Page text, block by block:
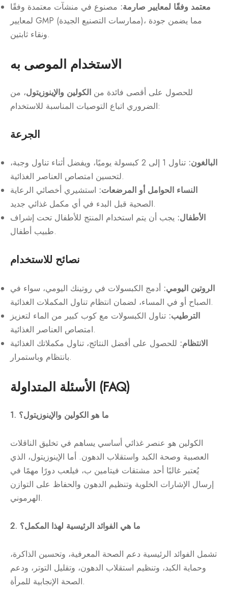
معتمد وفقًا لمعايير صارمة: مصنوع في منشآت معتمدة وفقًا
لمعايير GMP (ممارسات التصنيع الجيدة)، مما يضمن جودة
ونقاء ثابتين.
الاستخدام الموصى به
للحصول على أقصى فائدة من الكولين والإينوزيتول، من
الضروري اتباع التوصيات المناسبة للاستخدام:
الجرعة
البالغون:
تناول 1 إلى 2 كبسولة يوميًا، ويفضل أثناء تناول وجبة،
لتحسين امتصاص العناصر الغذائية.
النساء الحوامل أو المرضعات: استشيري أخصائي الرعاية
الصحية قبل البدء في أي مكمل غذائي جديد.
الأطفال: يجب أن يتم استخدام المنتج للأطفال تحت إشراف
طبيب أطفال.
نصائح للاستخدام
الروتين اليومي: أدمج الكبسولات في روتينك اليومي، سواء في
الصباح أو في المساء، لضمان انتظام تناول المكملات الغذائية.
الترطيب: تناول الكبسولات مع كوب كبير من الماء لتعزيز
امتصاص العناصر الغذائية.
الانتظام: للحصول على أفضل النتائج، تناول مكملاتك الغذائية
بانتظام وباستمرار.
الأسئلة المتداولة (FAQ)
1. ما هو الكولين والإينوزيتول؟
الكولين هو عنصر غذائي أساسي يساهم في تخليق الناقلات
العصبية وصحة الكبد واستقلاب الدهون. أما الإينوزيتول، الذي
يُعتبر غالبًا أحد مشتقات فيتامين ب، فيلعب دورًا مهمًا في
إرسال الإشارات الخلوية وتنظيم الدهون والحفاظ على التوازن
الهرموني.
2. ما هي الفوائد الرئيسية لهذا المكمل؟
تشمل الفوائد الرئيسية دعم الصحة المعرفية، وتحسين الذاكرة،
وحماية الكبد، وتنظيم استقلاب الدهون، وتقليل التوتر، ودعم
الصحة الإنجابية للمرأة.